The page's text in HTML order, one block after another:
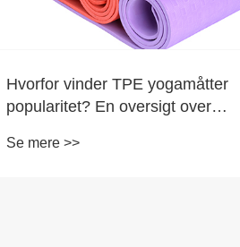
Hvorfor vinder TPE yogamåtter
popularitet? En oversigt over
producent
Se mere >>